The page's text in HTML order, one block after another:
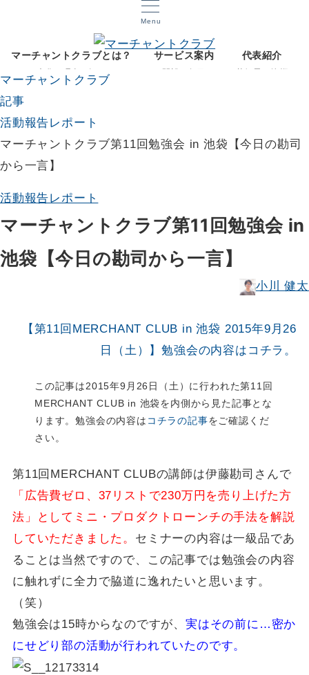
Menu
マーチャントクラブとは？
文化と理念を知る
サービス案内 代表紹介
マーチャントクラブ
記事
活動報告レポート
マーチャントクラブ第11回勉強会 in 池袋【今日の勘司
から一言】
活動報告レポート
マーチャントクラブ第11回勉強会 in
池袋【今日の勘司から一言】
小川 健太
【第11回MERCHANT CLUB in 池袋 2015年9月26
日（土）】勉強会の内容はコチラ。
この記事は2015年9月26日（土）に行われた第11回
MERCHANT CLUB in 池袋を内側から見た記事とな
ります。勉強会の内容は コチラの記事をご確認くだ
さい。
第11回MERCHANT CLUBの講師は伊藤勘司さんで
「広告費ゼロ、37リストで230万円を売り上げた方
法」としてミニ・プロダクトローンチの手法を解説
していただきました。 セミナーの内容は一級品であ
ることは当然ですので、この記事では勉強会の内容
に触れずに全力で脇道に逸れたいと思います。
（笑）
勉強会は15時からなのですが、 実はその前に…密か
にせどり部の活動が行われていたのです。